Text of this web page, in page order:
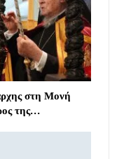
στη Μονή
της…